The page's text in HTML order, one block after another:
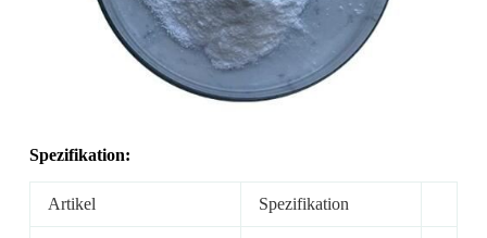
Spezifikation:
Artikel Spezifikation